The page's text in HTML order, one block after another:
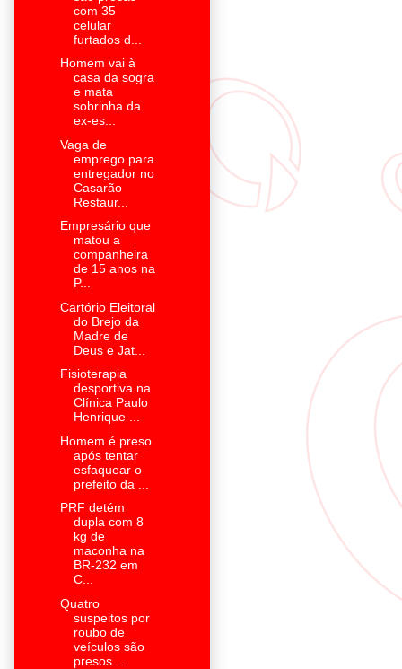
com 35
celular
furtados d...
Homem vai à
casa da sogra
e mata
sobrinha da
ex-es...
Vaga de
emprego para
entregador no
Casarão
Restaur...
Empresário que
matou a
companheira
de 15 anos na
P...
Cartório Eleitoral
do Brejo da
Madre de
Deus e Jat...
Fisioterapia
desportiva na
Clínica Paulo
Henrique ...
Homem é preso
após tentar
esfaquear o
prefeito da ...
PRF detém
dupla com 8
kg de
maconha na
BR-232 em
C...
Quatro
suspeitos por
roubo de
veículos são
presos ...